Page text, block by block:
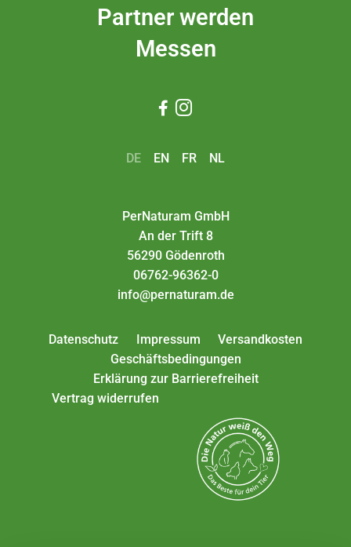
Partner werden
Messen
 
DE EN FR NL
PerNaturam GmbH
An der Trift 8
56290 Gödenroth
06762-96362-0
info@pernaturam.de
Datenschutz Impressum
Versandkosten
Geschäftsbedingungen
Erklärung zur Barrierefreiheit
Vertrag widerrufen